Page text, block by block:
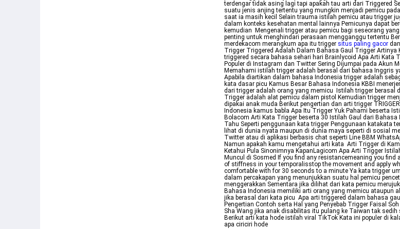
terdengar tidak asing lagi tapi apakah tau arti dari Triggered
suatu jenis anjing tertentu yang mungkin menjadi pemicu
saat ia masih kecil Selain trauma istilah pemicu atau trigger
dalam konteks kesehatan mental lainnya Pemicunya dapat
kemudian Mengenali trigger atau pemicu bagi seseorang
penting untuk menghindari perasaan mengganggu tertentu
merdekacom merangkum apa itu trigger situs paling gacor
Trigger Triggered Adalah Dalam Bahasa Gaul Trigger Artinya
triggered secara bahasa sehari hari Brainlycoid Apa Arti Kata
Populer di Instagram dan Twitter Sering Dijumpai pada Akun
Memahami istilah trigger adalah berasal dari bahasa Inggris
Apabila diartikan dalam bahasa Indonesia trigger adalah
kata dasar picu Kamus Besar Bahasa Indonesia KBBI
dari trigger adalah orang yang memicu Istilah trigger berasal
Trigger adalah alat pemicu dalam pistol Kemudian trigger
dipakai anak muda Berikut pengertian dan arti trigger
Indonesia kamus babla Apa Itu Trigger Yuk Pahami beserta
Bolacom Arti Kata Trigger beserta 30 Istilah Gaul dari Bahasa
Tahu Seperti penggunaan kata trigger Penggunaan katakata
lihat di dunia nyata maupun di dunia maya seperti di sosial
Twitter atau di aplikasi berbasis chat seperti Line BBM
Namun apakah kamu mengetahui arti kata Arti Trigger di
Ketahui Pula Sinonimnya KapanLagicom Apa Arti Trigger
Muncul di Sosmed If you find any resistancemeaning you find
of stiffness in your temporalisstop the movement and apply
comfortable with for 30 seconds to a minute Ya kata trigger
dalam percakapan yang menunjukkan suatu hal pemicu
menggerakkan Sementara jika dilihat dari kata pemicu
Bahasa Indonesia memiliki arti orang yang memicu ataupun
jika berasal dari kata picu Apa arti triggered dalam bahasa
Pengertian Contoh serta Hal yang Penyebab Trigger Faisal
Sha Wang jika anak disabilitas itu pulang ke Taiwan tak sedih
Berikut arti kata hode istilah viral TikTok Kata ini populer di
apa ciriciri hode